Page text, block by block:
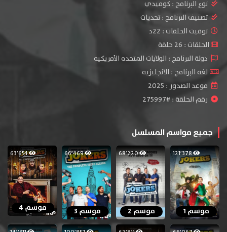
نوع البرنامج :كوميدي
تصنيف البرنامج :تحديات
توقيت الحلقات : 22د
الحلقات : 26 حلقة
دولة البرنامج : الولايات المتحده الأمريكيه
لغة البرنامج : الانجليزيه
موعد الصدور : 2025
رقم الحلقة : #275997
جميع مواسم المسلسل
121٬378
موسم 1
68٬220
موسم 2
66٬469
موسم 3
63٬654
موسم 4